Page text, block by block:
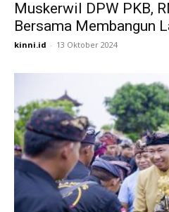
Muskerwil DPW PKB,
Bersama Membangun
kinni.id - 13 Oktober 2024